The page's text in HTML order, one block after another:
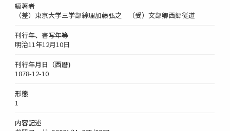
編著者
（差）東京大学三学部綜理加藤弘之 （受）文部卿西郷従道
刊行年、書写年等
明治11年12月10日
刊行年月日（西暦)
1878-12-10
形態
1
内容記述